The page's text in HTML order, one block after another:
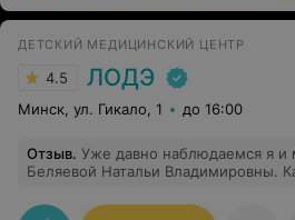
молодцы! Очень переживала из-за
было. Швов тоже практически не
Восстановление быстрое. Сделала
оперироваться там было лучшее
ДЕТСКИЙ МЕДИЦИНСКИЙ ЦЕНТР
4.5 ЛОДЭ
Минск, ул. Гикало, 1 до 16:00
Отзыв. Уже давно наблюдаемся я и
Беляевой Натальи Владимировны.
Дети с удовольствием ходят к